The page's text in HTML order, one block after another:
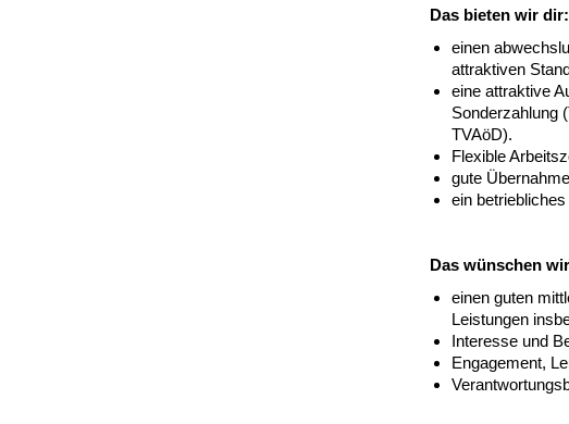
Das bieten wir dir:
einen
attraktiven
eine attraktive
Sonderzahlung
TVAöD).
Flexible
gute
ein
Das wünschen
einen guten
Leistungen
Interesse und
Engagement,